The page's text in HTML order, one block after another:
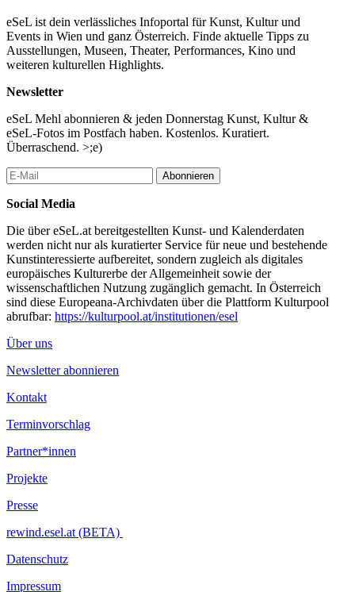
eSeL ist dein verlässliches Infoportal für Kunst, Kultur und
Events in Wien und ganz Österreich. Finde aktuelle Tipps zu
Ausstellungen, Museen, Theater, Performances, Kino und
weiteren kulturellen Highlights.
Newsletter
eSeL Mehl abonnieren & jeden Donnerstag Kunst, Kultur &
eSeL-Fotos im Postfach haben. Kostenlos. Kuratiert.
Überraschend. >;e)
Abonnieren
Social Media
Die über eSeL.at bereitgestellten Kunst- und Kalenderdaten
werden nicht nur als kuratierter Service für neue und bestehende
Kunstinteressierte aufbereitet, sondern zugleich als digitales
europäisches Kulturerbe der Allgemeinheit sowie der
wissenschaftlichen Nutzung zugänglich gemacht. In Österreich
sind diese Europeana-Archivdaten über die Plattform Kulturpool
abrufbar: https://kulturpool.at/institutionen/esel
Über uns
Newsletter abonnieren
Kontakt
Terminvorschlag
Partner*innen
Projekte
Presse
rewind.esel.at (BETA)
Datenschutz
Impressum